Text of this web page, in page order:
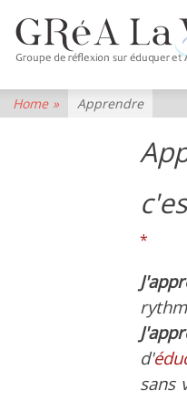
Home » Apprendre
*
d'
sans